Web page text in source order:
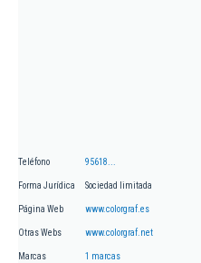
Teléfono 95618...
Forma Jurídica Sociedad limitada
Página Web www.colorgraf.es
Otras Webs www.colorgraf.net
Marcas 1 marcas